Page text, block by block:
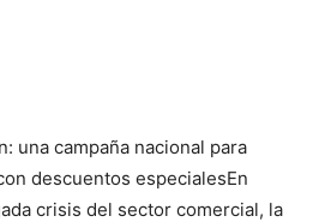
una campaña nacional para
descuentos especialesEn
crisis del sector comercial, la